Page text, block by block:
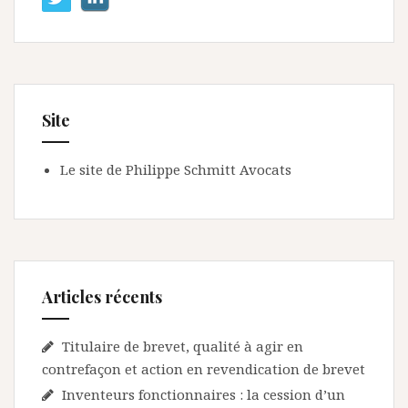
Site
Le site de Philippe Schmitt Avocats
Articles récents
Titulaire de brevet, qualité à agir en
contrefaçon et action en revendication de brevet
Inventeurs fonctionnaires : la cession d’un